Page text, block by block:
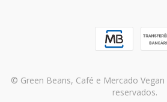
© Green Beans, Café e Mercado
reservados.